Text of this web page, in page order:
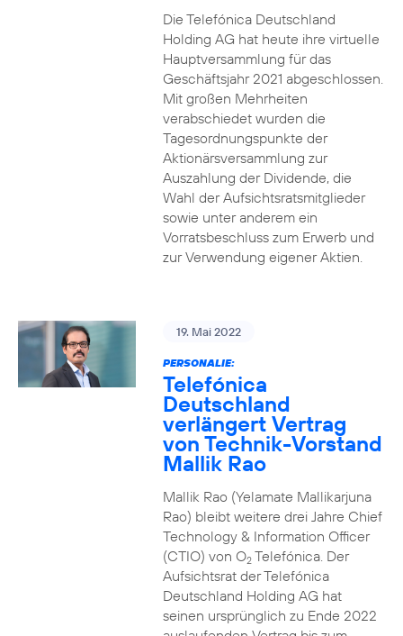
Die Telefónica Deutschland
Holding AG hat heute ihre virtuelle
Hauptversammlung für das
Geschäftsjahr 2021 abgeschlossen.
Mit großen Mehrheiten
verabschiedet wurden die
Tagesordnungspunkte der
Aktionärsversammlung zur
Auszahlung der Dividende, die
Wahl der Aufsichtsratsmitglieder
sowie unter anderem ein
Vorratsbeschluss zum Erwerb und
zur Verwendung eigener Aktien.
19. Mai 2022
PERSONALIE:
Telefónica
Deutschland
verlängert Vertrag
von Technik-Vorstand
Mallik Rao
Mallik Rao (Yelamate Mallikarjuna
Rao) bleibt weitere drei Jahre Chief
Technology & Information Officer
(CTIO) von O2Telefónica. Der
Aufsichtsrat der Telefónica
Deutschland Holding AG hat
seinen ursprünglich zu Ende 2022